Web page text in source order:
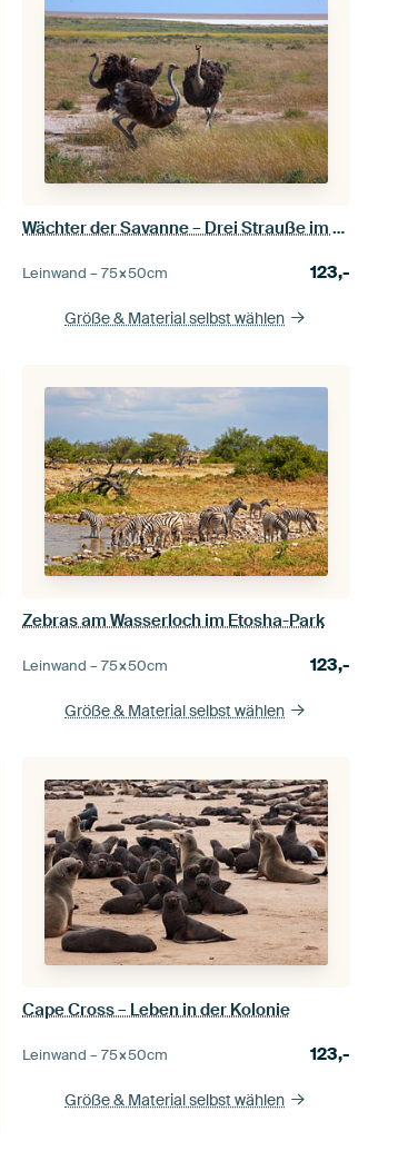
Wächter der Savanne – Drei Strauße im Etosha Nationalpark
Leinwand –75×50cm 123,-
Größe & Material selbst wählen
Zebras am Wasserloch im Etosha-Park
Leinwand –75×50cm 123,-
Größe & Material selbst wählen
Cape Cross – Leben in der Kolonie
Leinwand –75×50cm 123,-
Größe & Material selbst wählen